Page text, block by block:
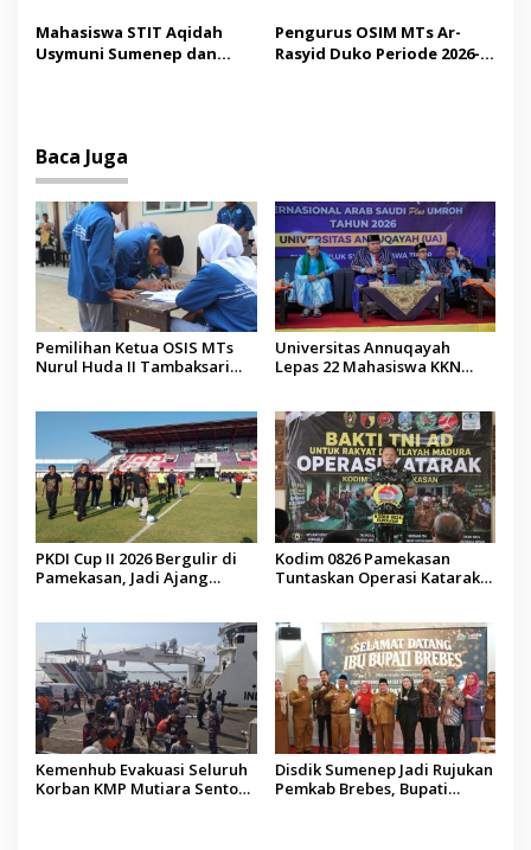
Operator Diaudit
Pendidikan Berbasis
Budaya
Mahasiswa STIT Aqidah
Usymuni Sumenep dan
Pengurus OSIM MTs Ar-
Rasyid Duko Periode 2026-
Baca Juga
Pemilihan Ketua OSIS MTs
Nurul Huda II Tambaksari
Universitas Annuqayah
Lepas 22 Mahasiswa KKN
PKDI Cup II 2026 Bergulir di
Pamekasan, Jadi Ajang
Kodim 0826 Pamekasan
Tuntaskan Operasi Katarak
Kemenhub Evakuasi Seluruh
Korban KMP Mutiara Sentosa
Disdik Sumenep Jadi Rujukan
Pemkab Brebes, Bupati